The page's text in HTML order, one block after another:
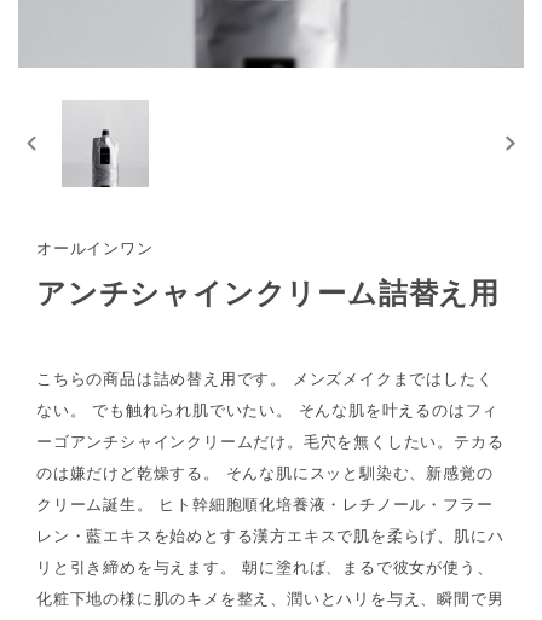
オールインワン
アンチシャインクリーム詰替え用
こちらの商品は詰め替え用です。 メンズメイクまではしたく
ない。 でも触れられ肌でいたい。 そんな肌を叶えるのはフィ
ーゴアンチシャインクリームだけ。毛穴を無くしたい。テカる
のは嫌だけど乾燥する。 そんな肌にスッと馴染む、新感覚の
クリーム誕生。 ヒト幹細胞順化培養液・レチノール・フラー
レン・藍エキスを始めとする漢方エキスで肌を柔らげ、肌にハ
リと引き締めを与えます。 朝に塗れば、まるで彼女が使う、
化粧下地の様に肌のキメを整え、潤いとハリを与え、瞬間で男